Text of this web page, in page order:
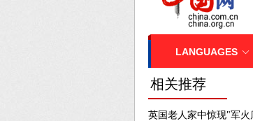
相关推荐
英国老人家中惊现"军